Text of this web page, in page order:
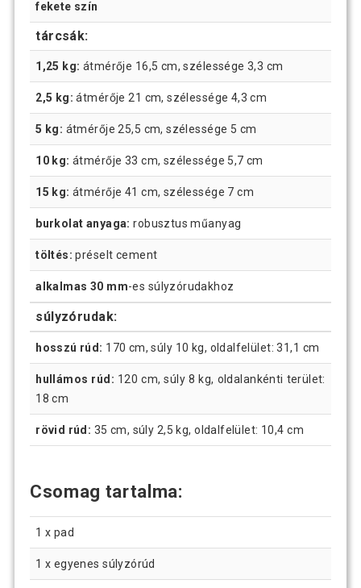
fekete szín
tárcsák:
1,25 kg: átmérője 16,5 cm, szélessége 3,3 cm
2,5 kg: átmérője 21 cm, szélessége 4,3 cm
5 kg: átmérője 25,5 cm, szélessége 5 cm
10 kg: átmérője 33 cm, szélessége 5,7 cm
15 kg: átmérője 41 cm, szélessége 7 cm
burkolat anyaga: robusztus műanyag
töltés: préselt cement
alkalmas 30 mm-es súlyzórudakhoz
súlyzórudak:
hosszú rúd: 170 cm, súly 10 kg, oldalfelület: 31,1 cm
hullámos rúd: 120 cm, súly 8 kg, oldalankénti terület:
18 cm
rövid rúd: 35 cm, súly 2,5 kg, oldalfelület: 10,4 cm
Csomag tartalma:
1 x pad
1 x egyenes súlyzórúd